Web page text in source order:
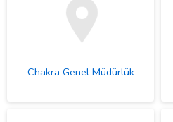
Chakra Genel Müdürlük